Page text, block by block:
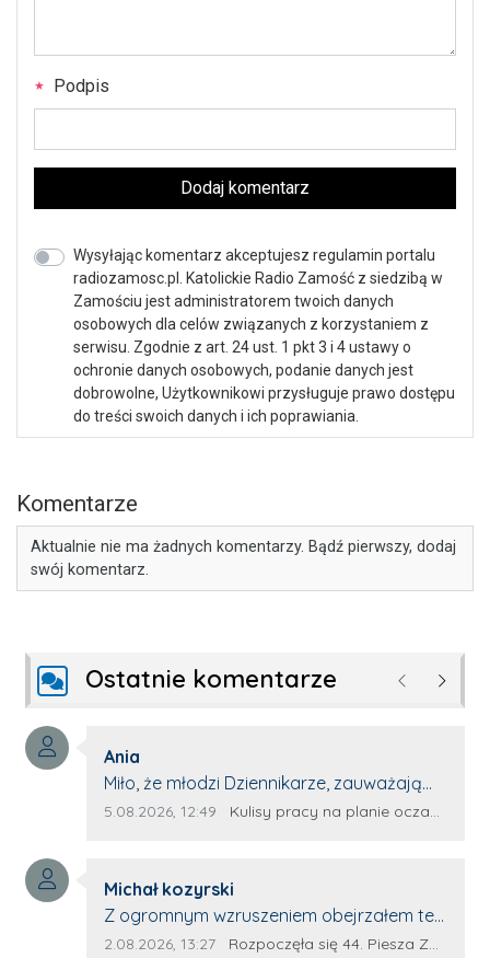
Podpis
Dodaj komentarz
Wysyłając komentarz akceptujesz regulamin portalu
radiozamosc.pl. Katolickie Radio Zamość z siedzibą w
Zamościu jest administratorem twoich danych
osobowych dla celów związanych z korzystaniem z
serwisu. Zgodnie z art. 24 ust. 1 pkt 3 i 4 ustawy o
ochronie danych osobowych, podanie danych jest
dobrowolne, Użytkownikowi przysługuje prawo dostępu
do treści swoich danych i ich poprawiania.
Komentarze
Aktualnie nie ma żadnych komentarzy. Bądź pierwszy, dodaj
swój komentarz.
Ostatnie komentarze Poprzednie
Autor komentarza:
Ania
Treść komentarza:
Miło, że młodzi Dziennikarze, zauważają
młode talenty, które dopiero wkraczają
z nim wywiad, który przeprowadzi Pan
Artur.
Data dodania komentarza:
5.08.2026, 12:49 Źródło komentarza:
Kulisy pracy na planie oczami młodego filmowca
Autor komentarza:
Michał kozyrski
Treść komentarza:
Z ogromnym wzruszeniem obejrzałem ten
materiał. ❤️ Jestem naprawdę dumny z
Data dodania komentarza:
2.08.2026, 13:27 Źródło komentarza:
Rozpoczęła się 44. Piesza Zamojsko-Lubaczowska Pielgrzymka na Jasną Górę!